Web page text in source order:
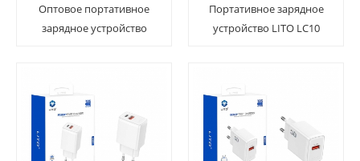
Оптовое портативное
зарядное устройство
Портативное зарядное
устройство LITO LC10